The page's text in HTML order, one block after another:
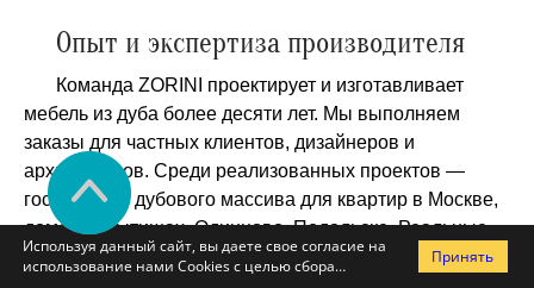
Опыт и экспертиза производителя
Команда ZORINI проектирует и изготавливает
мебель из дуба более десяти лет. Мы выполняем
заказы для частных клиентов, дизайнеров и
архитекторов. Среди реализованных проектов —
гостиные из дубового массива для квартир в Москве,
домов в Мытищах, Одинцово, Подольске. Реальные
фотографии подтверждают качество исполнения и
Используя данный сайт, вы даете свое согласие на
использование нами Cookies с целью сбора
Принять